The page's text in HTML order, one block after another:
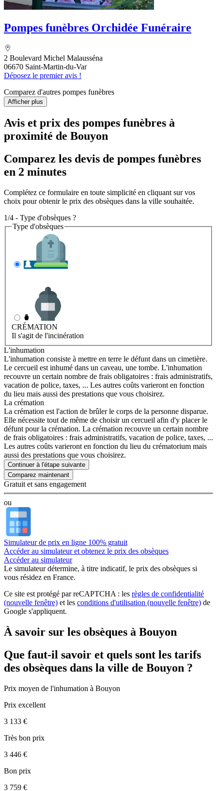
Pompes funèbres Orchidée Funéraire
2 Boulevard Michel Malausséna
06670 Saint-Martin-du-Var
Déposez le premier avis !
Comparez d'autres pompes funèbres
Afficher plus
Avis et prix des pompes funèbres à
proximité de Bouyon
Comparez les devis de pompes funèbres
en 2 minutes
Complétez ce formulaire en toute simplicité en cliquant sur vos
choix pour obtenir le prix des obsèques dans la ville souhaitée.
1/4 - Type d'obsèques ?
Type d'obsèques
CRÉMATION
Il s'agit de l'incinération
L'inhumation
L'inhumation consiste à mettre en terre le défunt dans un cimetière.
Le cercueil est inhumé dans un caveau, une tombe. L'inhumation
recouvre un certain nombre de frais obligatoires : frais administratifs,
vacation de police, taxes, ... Les autres coûts varieront en fonction
du lieu mais aussi des prestations que vous choisirez.
La crémation
La crémation est l'action de brûler le corps de la personne disparue.
Elle nécessite tout de même de choisir un cercueil afin d'y placer le
défunt pour la crémation. La crémation recouvre un certain nombre
de frais obligatoires : frais administratifs, vacation de police, taxes, ...
Les autres coûts varieront en fonction du lieu du crématorium mais
aussi des prestations que vous choisirez.
Continuer à l'étape suivante
Gratuit et sans engagement
ou
Simulateur de prix en ligne 100% gratuit
Accéder au simulateur et obtenez le prix des obsèques
Accéder au simulateur
Le simulateurdétermine, à titre indicatif, le prix des obsèques si
vous résidez en France.
Ce site est protégé par reCAPTCHA : les règles de confidentialité
(nouvelle fenêtre) et les conditions d'utilisation (nouvelle fenêtre) de
Google s'appliquent.
À savoir sur les obsèques à Bouyon
Que faut-il savoir et quels sont les tarifs
des obsèques dans la ville de Bouyon ?
Prix moyen de l'inhumation à Bouyon
Prix excellent
3 133 €
Très bon prix
3 446 €
Bon prix
3 759 €